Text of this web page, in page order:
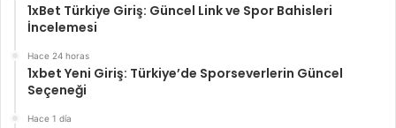
1xBet Türkiye Giriş: Güncel Link ve Spor Bahisleri
İncelemesi
Hace 24 horas
1xbet Yeni Giriş: Türkiye’de Sporseverlerin Güncel
Seçeneği
Hace 1 día